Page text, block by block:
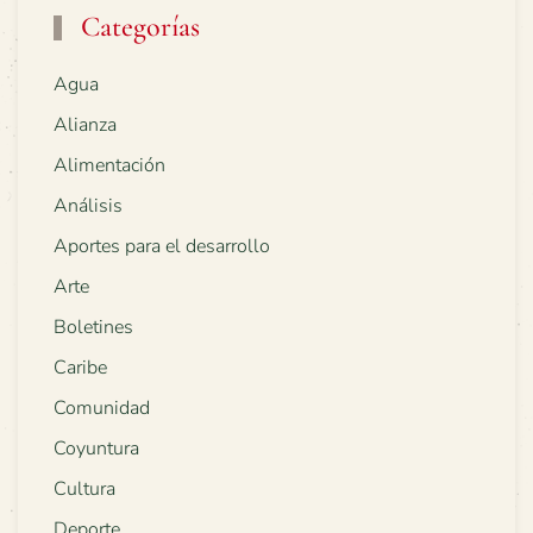
Categorías
Agua
Alianza
Alimentación
Análisis
Aportes para el desarrollo
Arte
Boletines
Caribe
Comunidad
Coyuntura
Cultura